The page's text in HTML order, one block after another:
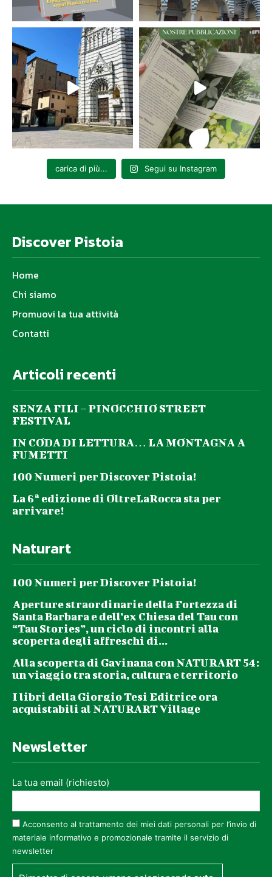
carica di più... Segui su Instagram
Discover Pistoia
Home
Chi siamo
Promuovi la tua attività
Contatti
Articoli recenti
SENZA FILI – PINOCCHIO STREET
FESTIVAL
IN CODA DI LETTURA… LA MONTAGNA A
FUMETTI
100 Numeri per Discover Pistoia!
La 6ª edizione di OltreLaRocca sta per
arrivare!
Naturart
100 Numeri per Discover Pistoia!
Aperture straordinarie della Fortezza di
Santa Barbara e dell’ex Chiesa del Tau con
“Tau Stories”, un ciclo di incontri alla
scoperta degli affreschi di...
Alla scoperta di Gavinana con NATURART 54:
un viaggio tra storia, cultura e territorio
I libri della Giorgio Tesi Editrice ora
acquistabili al NATURART Village
Newsletter
La tua email (richiesto)
Acconsento al trattamento dei miei dati personali per l’invio di
materiale informativo e promozionale tramite il servizio di
newsletter